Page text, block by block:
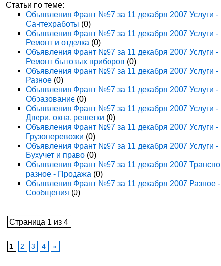
Статьи по теме:
Объявления Франт №97 за 11 декабря 2007 Услуги -
Сантехработы (0)
Объявления Франт №97 за 11 декабря 2007 Услуги -
Ремонт и отделка (0)
Объявления Франт №97 за 11 декабря 2007 Услуги -
Ремонт бытовых приборов (0)
Объявления Франт №97 за 11 декабря 2007 Услуги -
Разное (0)
Объявления Франт №97 за 11 декабря 2007 Услуги -
Образование (0)
Объявления Франт №97 за 11 декабря 2007 Услуги -
Двери, окна, решетки (0)
Объявления Франт №97 за 11 декабря 2007 Услуги -
Грузоперевозки (0)
Объявления Франт №97 за 11 декабря 2007 Услуги -
Бухучет и право (0)
Объявления Франт №97 за 11 декабря 2007
разное - Продажа (0)
Объявления Франт №97 за 11 декабря 2007 Разное -
Сообщения (0)
Страница 1 из 4
1 2 3 4 »